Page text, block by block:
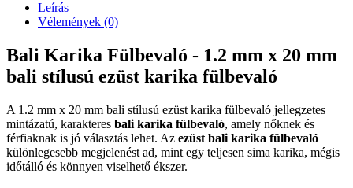
Leírás
Vélemények (0)
Bali Karika Fülbevaló - 1.2 mm x 20 mm
bali stílusú ezüst karika fülbevaló
A 1.2 mm x 20 mm bali stílusú ezüst karika fülbevaló jellegzetes
mintázatú, karakteres bali karika fülbevaló, amely nőknek és
férfiaknak is jó választás lehet. Az ezüst bali karika fülbevaló
különlegesebb megjelenést ad, mint egy teljesen sima karika, mégis
időtálló és könnyen viselhető ékszer.